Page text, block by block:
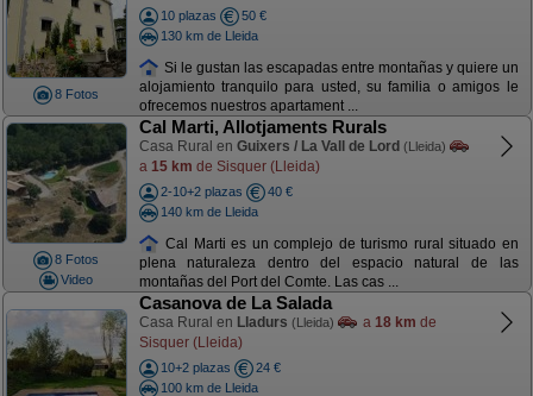
8 Fotos
10 plazas
50 €
130 km de Lleida
Si le gustan las escapadas entre montañas y quiere un
alojamiento tranquilo para usted, su familia o amigos le
ofrecemos nuestros apartament ...
8 Fotos
Video
Cal Marti, Allotjaments Rurals
Casa Rural en Guixers / La Vall de Lord (Lleida)
a 15 km de Sisquer (Lleida)
2-10+2 plazas
40 €
140 km de Lleida
Cal Marti es un complejo de turismo rural situado en
plena naturaleza dentro del espacio natural de las
montañas del Port del Comte. Las cas ...
Casanova de La Salada
Casa Rural en Lladurs (Lleida) a 18 km de
Sisquer (Lleida)
10+2 plazas
24 €
100 km de Lleida